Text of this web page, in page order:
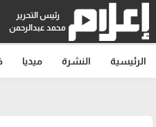
رئيس التحرير
محمد عبدالرحمن
الرئيسية النشرة ميديا